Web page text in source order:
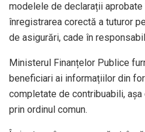
modelele de declarații
înregistrarea corectă a tuturor
de asigurări, cade în
Ministerul Finanțelor Publice
beneficiari ai informațiilor din
completate de contribuabili,
prin ordinul comun.